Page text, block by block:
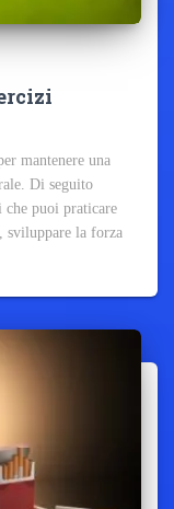
mantenere una
Di seguito
che puoi praticare
sviluppare la forza